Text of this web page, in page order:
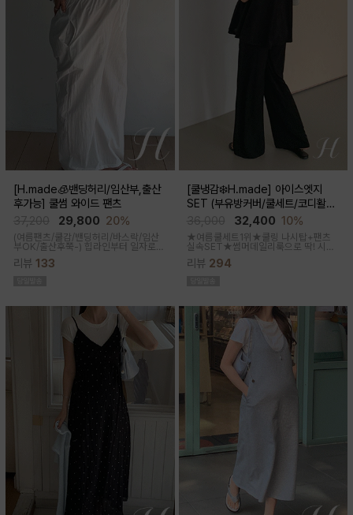
[H.made🧊밴딩허리/임산부,출산
후가능] 쿨썸 와이드 팬츠
29,800 20%
(여름팬츠/쿨감/밴딩허리/바스락/임산
부OK/출산후쭉-) 힙라인부터 일자로
툭-하고 떨어지는 와이드라인으로 체형
이 크게 드러나지않아요 데일리룩으로
리뷰 133
[쿨냉감❄️H.made] 아이스엣지
SET (부유방커버/쿨세트/코디활용
굿/출근룩,데일리룩)
32,400 10%
★여름쿨세트1위★쿨링 나시탑+팬츠
실속SET★썸머데일리룩으로 딱! 시원
한 감촉에 신축성 좋고 통기성쿨링원단
으로 한여름까지 가뿐하게~!
리뷰 294